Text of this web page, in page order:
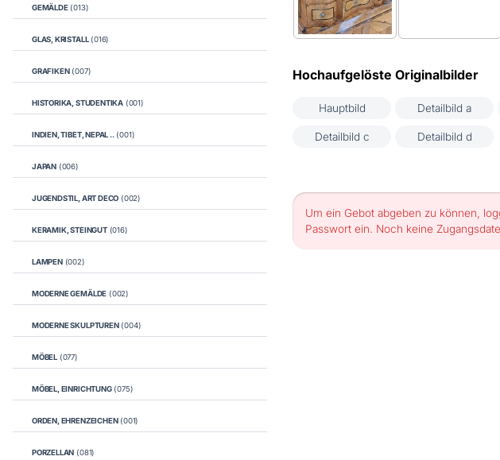
GEMÄLDE(013)
GLAS, KRISTALL(016)
GRAFIKEN(007)
HISTORIKA, STUDENTIKA(001)
INDIEN, TIBET, NEPAL .. (001)
JAPAN (006)
JUGENDSTIL, ART DECO (002)
KERAMIK, STEINGUT(016)
LAMPEN(002)
MODERNE GEMÄLDE (002)
MODERNE SKULPTUREN(004)
MÖBEL (077)
MÖBEL, EINRICHTUNG(075)
ORDEN, EHRENZEICHEN(001)
PORZELLAN (081)
Hochaufgelöste Originalbilder
Hauptbild Detailbild a
Detailbild c Detailbild d
Um ein Gebot abgeben zu können,
Passwort ein. Noch keine